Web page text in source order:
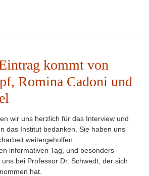
kommt von
Romina Cadoni und
wir uns herzlich für das Interview und
das Institut bedanken. Sie haben uns
weitergeholfen.
informativen Tag, und besonders
bei Professor Dr. Schwedt, der sich
hat.